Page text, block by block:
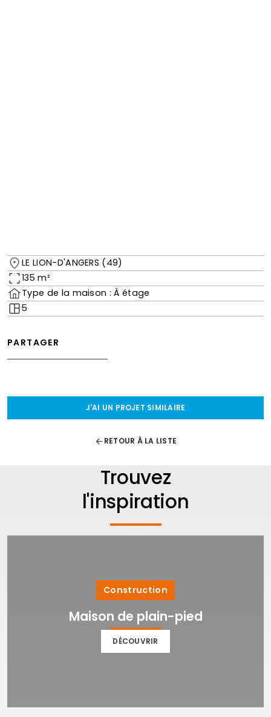
LE LION-D'ANGERS (49)
135 m²
Type de la maison : À étage
5
PARTAGER
J'AI UN PROJET SIMILAIRE
RETOUR À LA LISTE
Trouvez
l'inspiration
Construction
Maison de plain-pied
DÉCOUVRIR